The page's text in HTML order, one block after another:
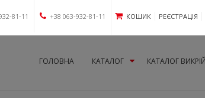
81-11 +38 063-932-81-11 КОШИК РЕЄСТРАЦІЯ
ГОЛОВНА КАТАЛОГ КАТАЛОГ